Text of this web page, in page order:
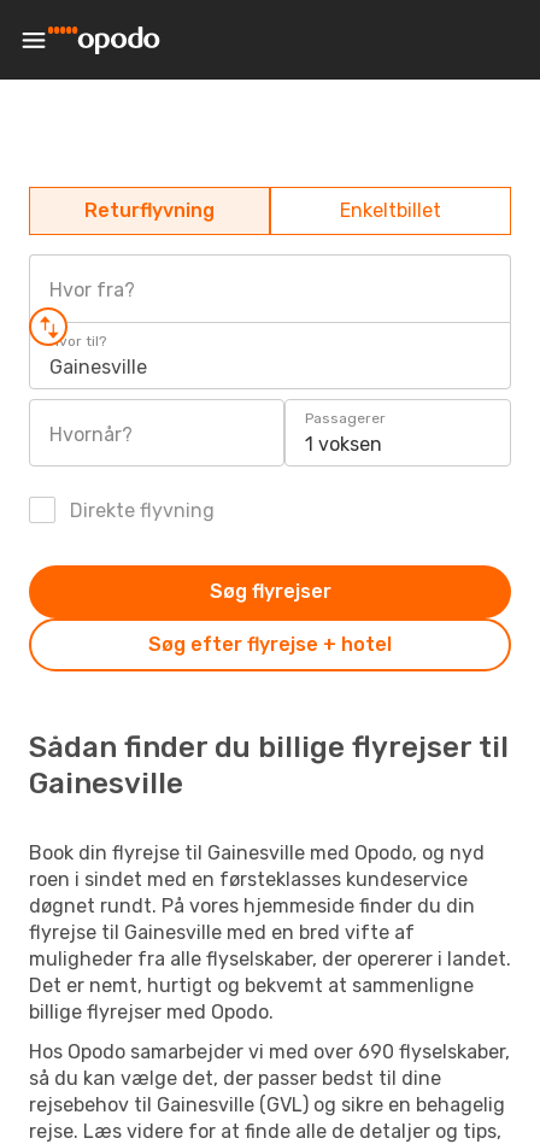
Returflyvning Enkeltbillet
Hvor fra?
Hvor til?
Gainesville
Hvornår?
Passagerer
1 voksen
Direkte flyvning
Søg efter flyrejse + hotel
Søg flyrejser
Sådan finder du billige flyrejser til
Gainesville
Book din flyrejse til Gainesville med Opodo, og nyd
roen i sindet med en førsteklasses kundeservice
døgnet rundt. På vores hjemmeside finder du din
flyrejse til Gainesville med en bred vifte af
muligheder fra alle flyselskaber, der opererer i landet.
Det er nemt, hurtigt og bekvemt at sammenligne
billige flyrejser med Opodo.
Hos Opodo samarbejder vi med over 690 flyselskaber,
så du kan vælge det, der passer bedst til dine
rejsebehov til Gainesville (GVL) og sikre en behagelig
rejse. Læs videre for at finde alle de detaljer og tips,